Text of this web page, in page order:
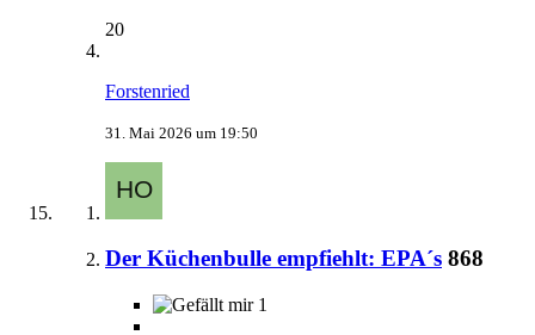
20
Forstenried
31. Mai 2026 um 19:50
Der Küchenbulle empfiehlt: EPA´s 868
1